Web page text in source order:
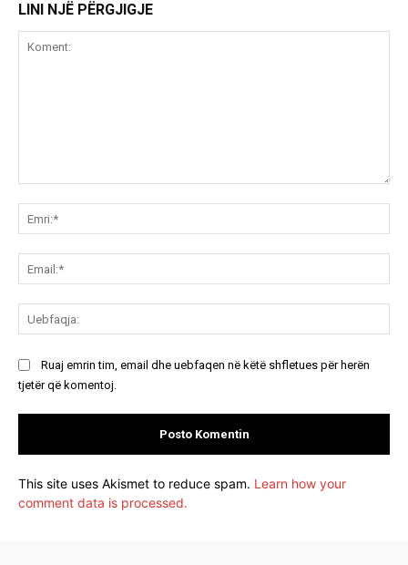
LINI NJË PËRGJIGJE
Ruaj emrin tim, email dhe uebfaqen në këtë shfletues për herën
tjetër që komentoj.
This site uses Akismet to reduce spam. Learn how your
comment data is processed.